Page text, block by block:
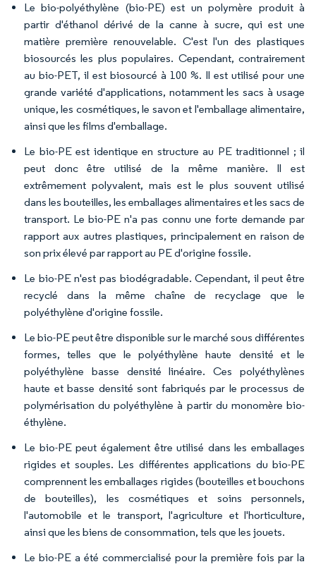
Le bio-polyéthylène (bio-PE) est un polymère produit à
partir d'éthanol dérivé de la canne à sucre, qui est une
matière première renouvelable. C'est l'un des plastiques
biosourcés les plus populaires. Cependant, contrairement
au bio-PET, il est biosourcé à 100 %. Il est utilisé pour une
grande variété d'applications, notamment les sacs à usage
unique, les cosmétiques, le savon et l'emballage alimentaire,
ainsi que les films d'emballage.
Le bio-PE est identique en structure au PE traditionnel ; il
peut donc être utilisé de la même manière. Il est
extrêmement polyvalent, mais est le plus souvent utilisé
dans les bouteilles, les emballages alimentaires et les sacs de
transport. Le bio-PE n'a pas connu une forte demande par
rapport aux autres plastiques, principalement en raison de
son prix élevé par rapport au PE d'origine fossile.
Le bio-PE n'est pas biodégradable. Cependant, il peut être
recyclé dans la même chaîne de recyclage que le
polyéthylène d'origine fossile.
Le bio-PE peut être disponible sur le marché sous différentes
formes, telles que le polyéthylène haute densité et le
polyéthylène basse densité linéaire. Ces polyéthylènes
haute et basse densité sont fabriqués par le processus de
polymérisation du polyéthylène à partir du monomère bio-
éthylène.
Le bio-PE peut également être utilisé dans les emballages
rigides et souples. Les différentes applications du bio-PE
comprennent les emballages rigides (bouteilles et bouchons
de bouteilles), les cosmétiques et soins personnels,
l'automobile et le transport, l'agriculture et l'horticulture,
ainsi que les biens de consommation, tels que les jouets.
Le bio-PE a été commercialisé pour la première fois par la